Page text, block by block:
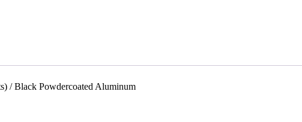
/ Black Powdercoated Aluminum